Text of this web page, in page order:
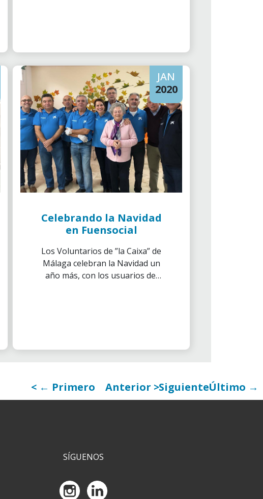
Protección, puedan disfrutar de
una vida familiar, normalizada y
estable.
JAN
2020
Celebrando la Navidad
en Fuensocial
Los Voluntarios de ”la Caixa” de
Málaga celebran la Navidad un
año más, con los usuarios del
← Primero Anterior SiguienteÚltimo →
SÍGUENOS